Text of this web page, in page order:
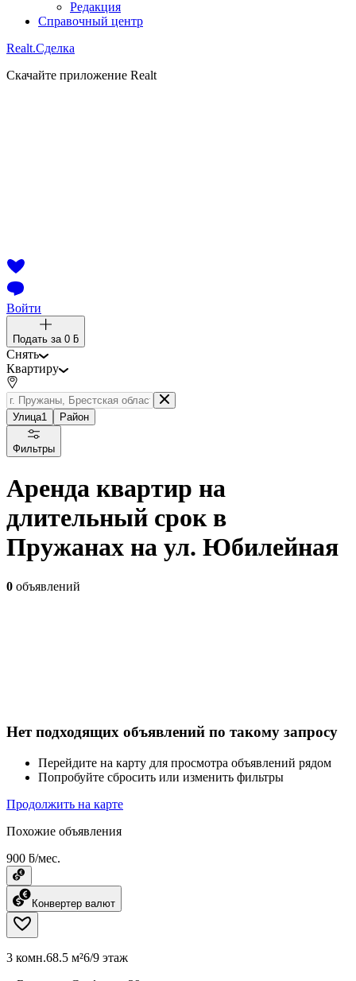
Редакция
Справочный центр
Realt.Сделка
Скачайте приложение Realt
Войти
Подать за 0 ƃ
Снять
Квартиру
Улица1 Район
Фильтры
Аренда квартир на
длительный срок в
Пружанах на ул. Юбилейная
0 объявлений
Нет подходящих объявлений по такому запросу
Перейдите на карту для просмотра объявлений рядом
Попробуйте сбросить или изменить фильтры
Продолжить на карте
Похожие объявления
900 ƃ/мес.
Конвертер валют
3 комн.68.5 м²6/9 этаж